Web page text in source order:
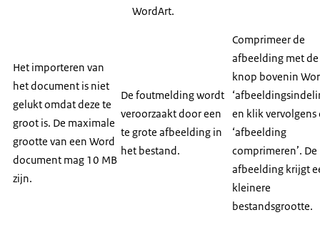
WordArt.
Het importeren van
het document is niet
gelukt omdat deze te
groot is. De maximale
grootte van een Word
document mag 10 MB
zijn.
De foutmelding wordt
veroorzaakt door een
te grote afbeelding in
het bestand.
Comprimeer de
afbeelding met de
knop bovenin
en klik vervolgens
‘afbeelding
comprimeren’. De
afbeelding krijgt
kleinere
bestandsgrootte.